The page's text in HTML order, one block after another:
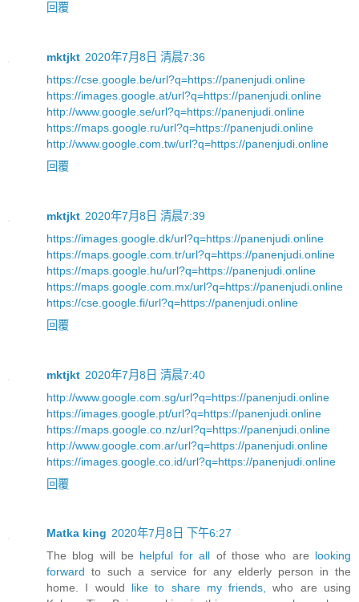
回覆
mktjkt 2020年7月8日 清晨7:36
https://cse.google.be/url?q=https://panenjudi.online
https://images.google.at/url?q=https://panenjudi.online
http://www.google.se/url?q=https://panenjudi.online
https://maps.google.ru/url?q=https://panenjudi.online
http://www.google.com.tw/url?q=https://panenjudi.online
回覆
mktjkt 2020年7月8日 清晨7:39
https://images.google.dk/url?q=https://panenjudi.online
https://maps.google.com.tr/url?q=https://panenjudi.online
https://maps.google.hu/url?q=https://panenjudi.online
https://maps.google.com.mx/url?q=https://panenjudi.online
https://cse.google.fi/url?q=https://panenjudi.online
回覆
mktjkt 2020年7月8日 清晨7:40
http://www.google.com.sg/url?q=https://panenjudi.online
https://images.google.pt/url?q=https://panenjudi.online
https://maps.google.co.nz/url?q=https://panenjudi.online
http://www.google.com.ar/url?q=https://panenjudi.online
https://images.google.co.id/url?q=https://panenjudi.online
回覆
Matka king 2020年7月8日 下午6:27
The blog will be helpful for all of those who are looking
forward to such a service for any elderly person in the
home. I would like to share my friends,who are using